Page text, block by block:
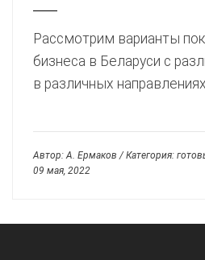
Рассмотрим варианты
бизнеса в Беларуси с
в различных направлениях
Автор: А. Ермаков / Категория:
09 мая, 2022